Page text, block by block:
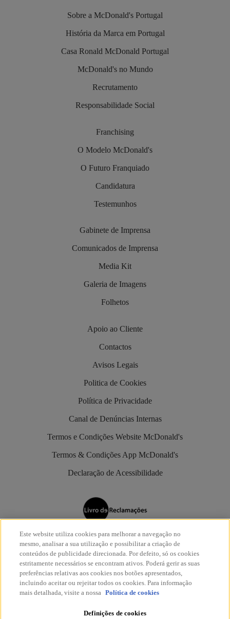
Sobre a McDonald's Portugal
História da Marca em Portugal
Casa Ronald McDonald Portugal
McDonald's no Mundo
Recrutamento
Responsabilidade Social
Franchising
O Modelo McDonald's
O Futuro Franquiado
Candidatura
Testemunhos
Gabinete de Imprensa
Comunicados de Imprensa
Media Kit
Galeria de Imagens
Folhetos
Apoio ao Cliente
Contactos
Avisos Legais
Politica de Cookies
Política de Privacidade
Canal de Denúncias Internas
Termos e Condições Website McDonald's
Termos & Condições App McDonald's
Declaração de Acessibilidade
Os restaurantes McDonald’s são aderentes doLivro de
Reclamações Eletrónico.
© McDonald's 2026
Este website utiliza cookies para melhorar a navegação no
mesmo, analisar a sua utilização e possibilitar a criação de
conteúdos de publicidade direcionada. Por defeito, só os cookies
estritamente necessários se encontram ativos. Poderá gerir as suas
preferências relativas aos cookies nos botões apresentados,
incluindo aceitar ou rejeitar todos os cookies. Para informação
mais detalhada, visite a nossa Política de cookies
Definições de cookies